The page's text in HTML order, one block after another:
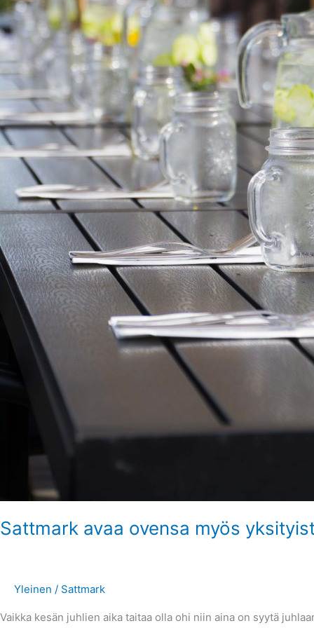
Sattmark avaa ovensa myös
Yleinen / Sattmark
Vaikka kesän juhlien aika taitaa olla ohi niin aina on syytä